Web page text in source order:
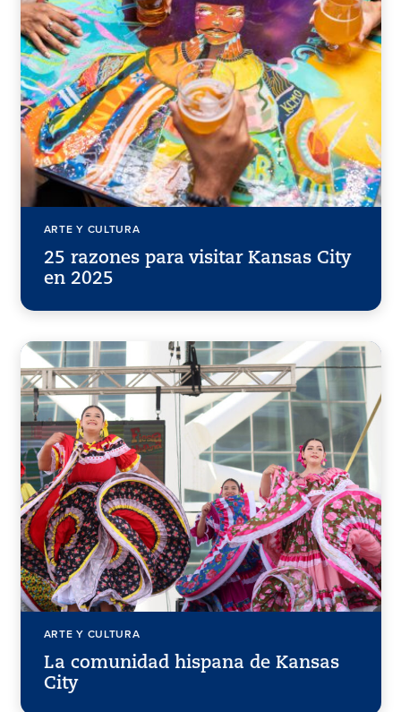
ARTE Y CULTURA
25 razones para visitar Kansas City
en 2025
ARTE Y CULTURA
La comunidad hispana de Kansas
City